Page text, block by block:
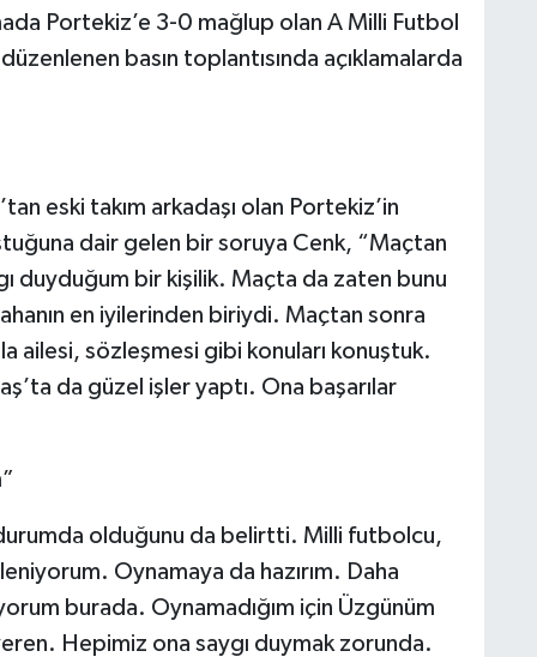
Portekiz’e 3-0 mağlup olan A Milli Futbol
basın toplantısında açıklamalarda
eski takım arkadaşı olan Portekiz’in
dair gelen bir soruya Cenk, “Maçtan
duyduğum bir kişilik. Maçta da zaten bunu
en iyilerinden biriydi. Maçtan sonra
ailesi, sözleşmesi gibi konuları konuştuk.
da güzel işler yaptı. Ona başarılar
olduğunu da belirtti. Milli futbolcu,
Oynamaya da hazırım. Daha
burada. Oynamadığım için Üzgünüm
Hepimiz ona saygı duymak zorunda.